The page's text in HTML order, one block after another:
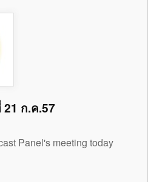
ก.ค.57
Panel's meeting today